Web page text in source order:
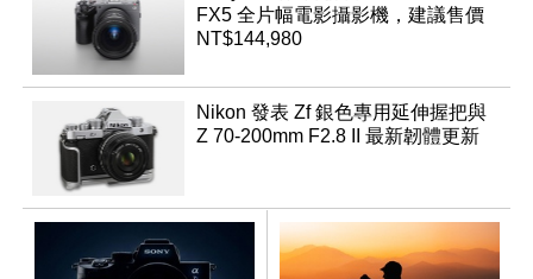
FX5 全片幅電影攝影機，建議售價
NT$144,980
Nikon 發表 Zf 銀色專用延伸握把與
Z 70-200mm F2.8 II 最新韌體更新